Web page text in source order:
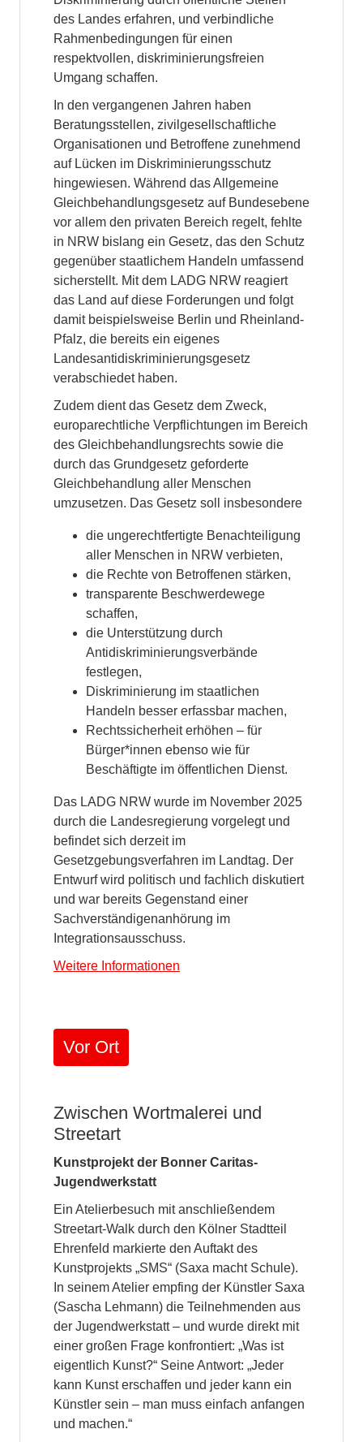
des Landes erfahren, und verbindliche
Rahmenbedingungen für einen
respektvollen, diskriminierungsfreien
Umgang schaffen.
In den vergangenen Jahren haben
Beratungsstellen, zivilgesellschaftliche
Organisationen und Betroffene zunehmend
auf Lücken im Diskriminierungsschutz
hingewiesen. Während das Allgemeine
Gleichbehandlungsgesetz auf Bundesebene
vor allem den privaten Bereich regelt, fehlte
in NRW bislang ein Gesetz, das den Schutz
gegenüber staatlichem Handeln umfassend
sicherstellt. Mit dem LADG NRW reagiert
das Land auf diese Forderungen und folgt
damit beispielsweise Berlin und Rheinland-
Pfalz, die bereits ein eigenes
Landesantidiskriminierungsgesetz
verabschiedet haben.
Zudem dient das Gesetz dem Zweck,
europarechtliche Verpflichtungen im Bereich
des Gleichbehandlungsrechts sowie die
durch das Grundgesetz geforderte
Gleichbehandlung aller Menschen
umzusetzen. Das Gesetz soll insbesondere
die ungerechtfertigte Benachteiligung
aller Menschen in NRW verbieten,
die Rechte von Betroffenen stärken,
transparente Beschwerdewege
schaffen,
die Unterstützung durch
Antidiskriminierungsverbände
festlegen,
Diskriminierung im staatlichen
Handeln besser erfassbar machen,
Rechtssicherheit erhöhen – für
Bürger*innen ebenso wie für
Beschäftigte im öffentlichen Dienst.
Das LADG NRW wurde im November 2025
durch die Landesregierung vorgelegt und
befindet sich derzeit im
Gesetzgebungsverfahren im Landtag. Der
Entwurf wird politisch und fachlich diskutiert
und war bereits Gegenstand einer
Sachverständigenanhörung im
Integrationsausschuss.
Weitere Informationen
Vor Ort
Zwischen Wortmalerei und
Streetart
Kunstprojekt der Bonner Caritas-
Jugendwerkstatt
Ein Atelierbesuch mit anschließendem
Streetart-Walk durch den Kölner Stadtteil
Ehrenfeld markierte den Auftakt des
Kunstprojekts „SMS“ (Saxa macht Schule).
In seinem Atelier empfing der Künstler Saxa
(Sascha Lehmann) die Teilnehmenden aus
der Jugendwerkstatt – und wurde direkt mit
einer großen Frage konfrontiert: „Was ist
eigentlich Kunst?“ Seine Antwort: „Jeder
kann Kunst erschaffen und jeder kann ein
Künstler sein – man muss einfach anfangen
und machen.“